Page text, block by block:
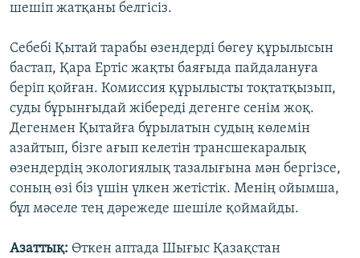
шешіп жатқаны белгісіз.
Себебі Қытай тарабы өзендерді бөгеу құрылысын
бастап, Қара Ертіс жақты баяғыда пайдалануға
беріп қойған. Комиссия құрылысты тоқтатқызып,
суды бұрынғыдай жібереді дегенге сенім жоқ.
Дегенмен Қытайға бұрылатын судың көлемін
азайтып, бізге ағып келетін трансшекаралық
өзендердің экологиялық тазалығына мән бергізсе,
соның өзі біз үшін үлкен жетістік. Менің ойымша,
бұл мәселе тең дәрежеде шешіле қоймайды.
Азаттық: Өткен аптада Шығыс Қазақстан